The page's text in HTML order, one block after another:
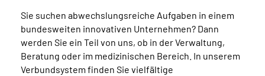
Sie suchen abwechslungsreiche Aufgaben in einem
bundesweiten innovativen Unternehmen? Dann
werden Sie ein Teil von uns, ob in der Verwaltung,
Beratung oder im medizinischen Bereich. In unserem
Verbundsystem finden Sie vielfältige